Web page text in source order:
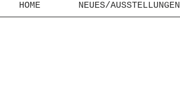
HOME NEUES/AUSSTELLUNGEN